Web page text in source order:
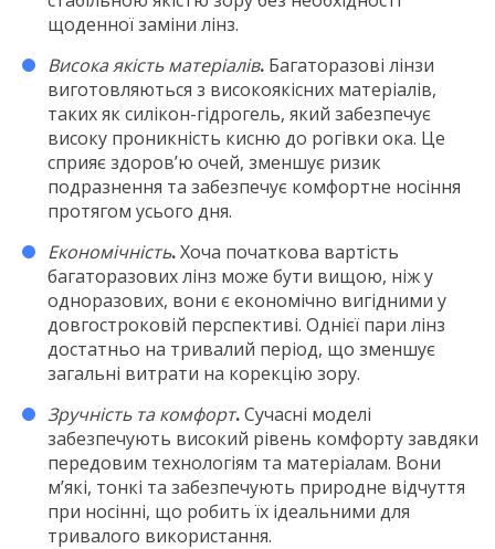
щоденної заміни лінз.
Висока якість матеріалів. Багаторазові лінзи
виготовляються з високоякісних матеріалів,
таких як силікон-гідрогель, який забезпечує
високу проникність кисню до рогівки ока. Це
сприяє здоров’ю очей, зменшує ризик
подразнення та забезпечує комфортне носіння
протягом усього дня.
Економічність.Хоча початкова вартість
багаторазових лінз може бути вищою, ніж у
одноразових, вони є економічно вигідними у
довгостроковій перспективі. Однієї пари лінз
достатньо на тривалий період, що зменшує
загальні витрати на корекцію зору.
Зручність та комфорт.Сучасні моделі
забезпечують високий рівень комфорту завдяки
передовим технологіям та матеріалам. Вони
м’які, тонкі та забезпечують природне відчуття
при носінні, що робить їх ідеальними для
тривалого використання.